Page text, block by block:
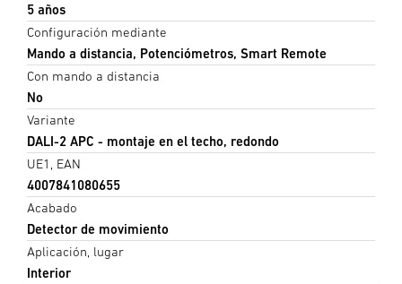
5 años
Configuración mediante
Mando a distancia, Potenciómetros, Smart Remote
Con mando a distancia
No
Variante
DALI-2 APC - montaje en el techo, redondo
UE1, EAN
4007841080655
Acabado
Detector de movimiento
Aplicación, lugar
Interior